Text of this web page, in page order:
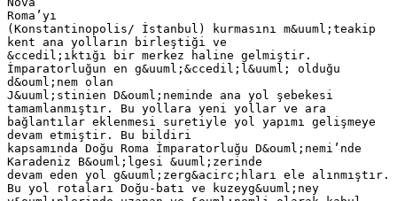
Roma’yı
(Konstantinopolis/ İstanbul) kurmasını m&uuml;teakip
kent ana yolların birleştiği ve
&ccedil;ıktığı bir merkez haline gelmiştir.
İmparatorluğun en g&uuml;&ccedil;l&uuml; olduğu
d&ouml;nem olan
J&uuml;stinien D&ouml;neminde ana yol şebekesi
tamamlanmıştır. Bu yollara yeni yollar ve ara
bağlantılar eklenmesi suretiyle yol yapımı gelişmeye
devam etmiştir. Bu bildiri
kapsamında Doğu Roma İmparatorluğu D&ouml;nemi’nde
Karadeniz B&ouml;lgesi &uuml;zerinde
devam eden yol g&uuml;zerg&acirc;hları ele alınmıştır.
Bu yol rotaları Doğu-batı ve kuzeyg&uuml;ney